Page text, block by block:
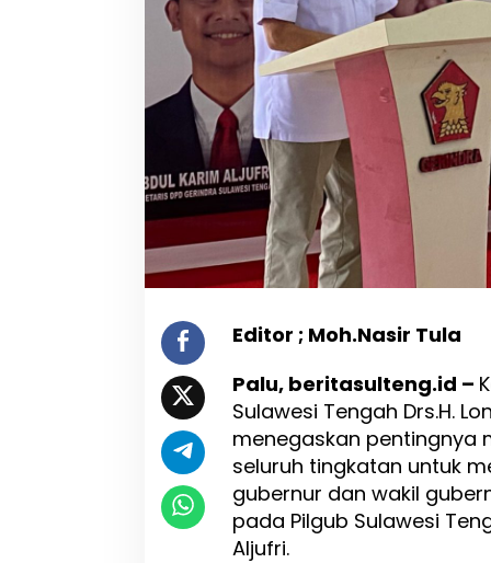
r
a
o
L
n
g
i
D
j
a
n
Editor ; Moh.Nasir Tula
Palu, beritasulteng.id –
Sulawesi Tengah Drs.H.
menegaskan pentingnya
seluruh tingkatan untuk
gubernur dan wakil
pada Pilgub Sulawesi
Aljufri.